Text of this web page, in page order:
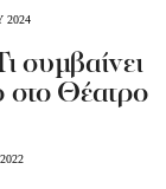
2024
συμβαίνει
στο Θέατρο